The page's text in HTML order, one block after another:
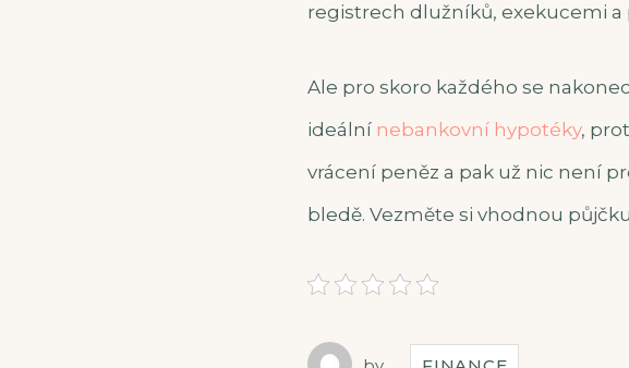
registrech dlužníků, exekucemi
Ale pro skoro každého se
ideální nebankovní hypotéky,
vrácení peněz a pak už nic není
bledě. Vezměte si vhodnou